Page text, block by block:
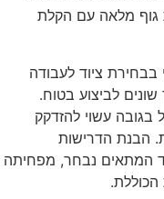
גוף מלאה עם הקלת
ציוד לעבודה
לביצוע בטוח.
בגובה עשוי להזדקק
הבנת הדרישות
המתאים נבחר, מפחיתה
הכוללת.